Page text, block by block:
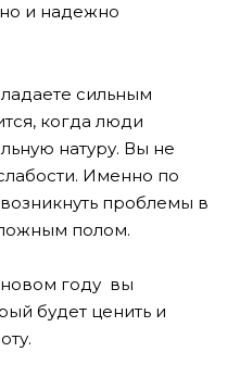
и надежно
сильным
когда люди
натуру. Вы не
Именно по
проблемы в
полом.
новом году вы
будет ценить и